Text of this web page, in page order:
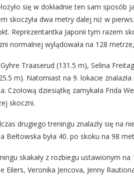
się w dokładnie ten sam sposób
skoczyła dwa metry dalej niż w
Reprezentantka Japonii tym razem
normalnej wylądowała na 128
Traaserud (131.5 m), Selina
m). Natomiast na 9. lokacie
Czołową dziesiątkę zamykała Frida
skoczni.
drugiego treningu znalazły się na
Bełtowska była 40. po skoku na 98
skakały z rozbiegu ustawionym na
Veronika Jencova, Jenny